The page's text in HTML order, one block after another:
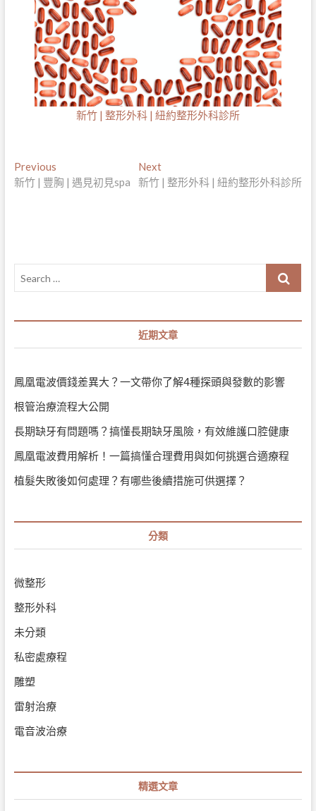
新竹 | 整形外科 | 紐約整形外科診所
文
章
PreviousPrevious
post:
新竹 | 豐胸 | 遇見初見spa
NextNext
post:
新竹 | 整形外科 | 紐約整形外科診所
Search
近期文章
鳳凰電波價錢差異大？一文帶你了解4種探頭與發數的影響
根管治療流程大公開
長期缺牙有問題嗎？搞懂長期缺牙風險，有效維護口腔健康
鳳凰電波費用解析！一篇搞懂合理費用與如何挑選合適療程
植髮失敗後如何處理？有哪些後續措施可供選擇？
分類
微整形
整形外科
未分類
私密處療程
雕塑
雷射治療
電音波治療
精選文章